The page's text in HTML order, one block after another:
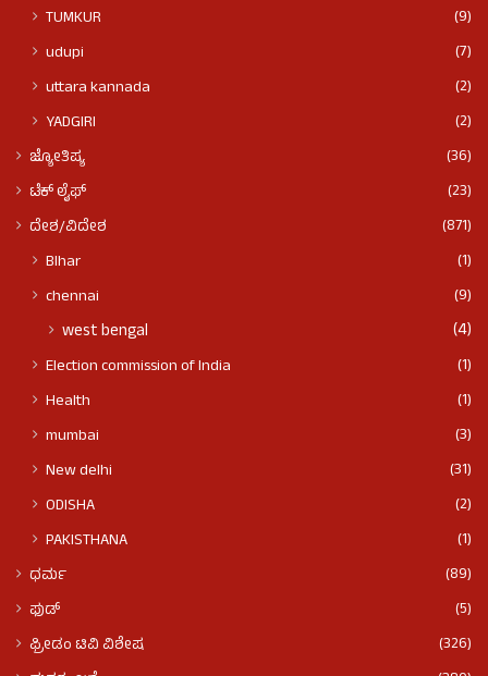
TUMKUR
(9)
udupi
(7)
uttara kannada
(2)
YADGIRI
(2)
ಜ್ಯೋತಿಷ್ಯ
(36)
ಟೆಕ್ ಲೈಫ್
(23)
ದೇಶ/ವಿದೇಶ
(871)
BIhar
(1)
chennai
(9)
west bengal (4)
Election commission of India
(1)
Health
(1)
mumbai
(3)
New delhi
(31)
ODISHA
(2)
PAKISTHANA
(1)
ಧರ್ಮ
(89)
ಫುಡ್​​
(5)
ಫ್ರೀಡಂ ಟಿವಿ ವಿಶೇಷ
(326)